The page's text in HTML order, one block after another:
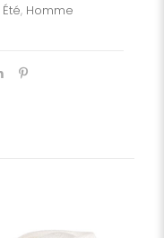
Été, Homme